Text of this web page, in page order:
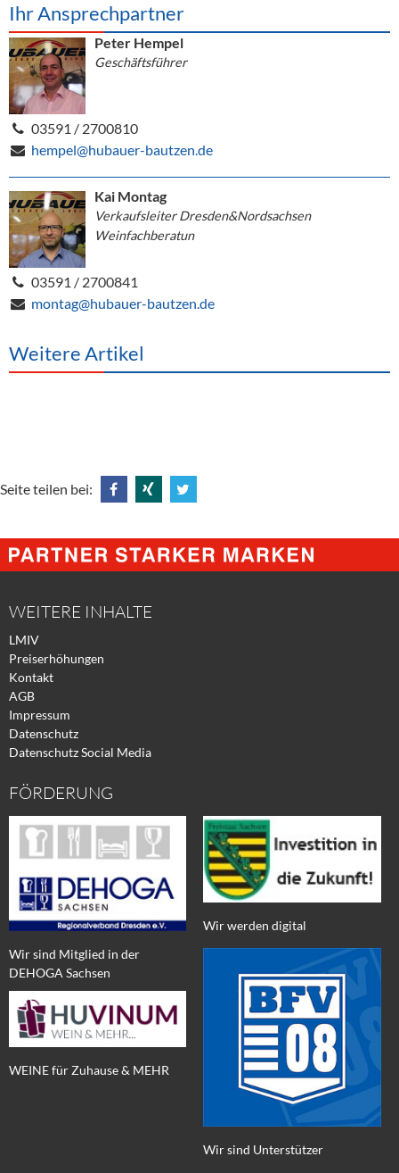
Ihr Ansprechpartner
Peter Hempel
Geschäftsführer
03591 / 2700810
hempel@hubauer-bautzen.de
Kai Montag
Verkaufsleiter Dresden&Nordsachsen
Weinfachberatun
03591 / 2700841
montag@hubauer-bautzen.de
Weitere Artikel
Seite teilen bei:
@
Facebook
@
Xing
@
Twitter
WEITERE INHALTE
LMIV
Preiserhöhungen
Kontakt
AGB
Impressum
Datenschutz
Datenschutz Social Media
FÖRDERUNG
Wir sind Mitglied in der
DEHOGA Sachsen
WEINE für Zuhause & MEHR
Wir werden digital
Wir sind Unterstützer